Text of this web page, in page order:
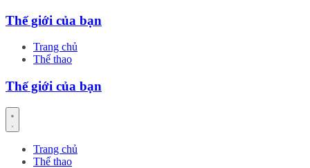
Skip
content
Thế giới của bạn
Trang chủ
Thể thao
Thế giới của bạn
Trang chủ
Thể thao